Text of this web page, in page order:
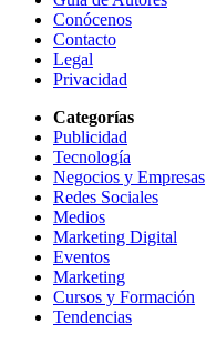
Conócenos
Contacto
Legal
Privacidad
Categorías
Publicidad
Tecnología
Negocios y Empresas
Redes Sociales
Medios
Marketing Digital
Eventos
Marketing
Cursos y Formación
Tendencias